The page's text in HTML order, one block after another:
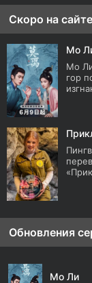
Скоро на
Мо
Мо
гор
Обновления
Мо Ли